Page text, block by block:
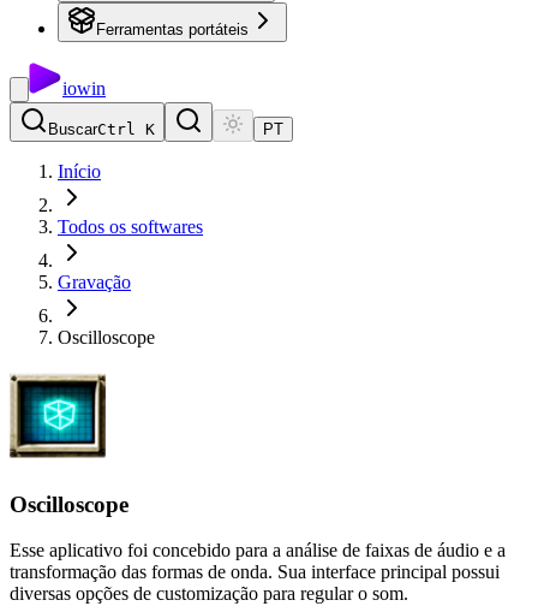
Ferramentas portáteis
iowin
BuscarCtrl K PT
Início
Todos os softwares
Gravação
Oscilloscope
Oscilloscope
Esse aplicativo foi concebido para a análise de faixas de áudio e a
transformação das formas de onda. Sua interface principal possui
diversas opções de customização para regular o som.